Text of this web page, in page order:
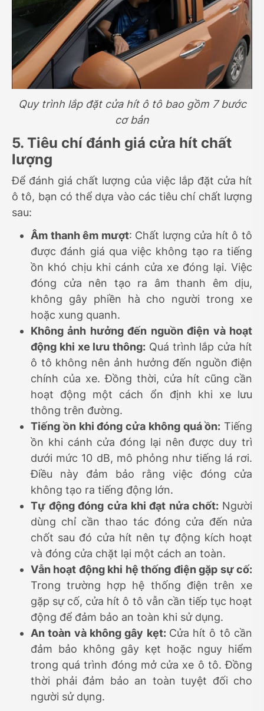
Quy trình lắp đặt cửa hít ô tô bao gồm 7 bước
cơ bản
5. Tiêu chí đánh giá cửa hít chất
lượng
Để đánh giá chất lượng của việc lắp đặt cửa hít
ô tô, bạn có thể dựa vào các tiêu chí chất lượng
sau:
Âm thanh êm mượt: Chất lượng cửa hít ô tô
được đánh giá qua việc không tạo ra tiếng
ồn khó chịu khi cánh cửa xe đóng lại. Việc
đóng cửa nên tạo ra âm thanh êm dịu,
không gây phiền hà cho người trong xe
hoặc xung quanh.
Không ảnh hưởng đến nguồn điện và hoạt
động khi xe lưu thông: Quá trình lắp cửa hít
ô tô không nên ảnh hưởng đến nguồn điện
chính của xe. Đồng thời, cửa hít cũng cần
hoạt động một cách ổn định khi xe lưu
thông trên đường.
Tiếng ồn khi đóng cửa không quá ồn: Tiếng
ồn khi cánh cửa đóng lại nên được duy trì
dưới mức 10 dB, mô phỏng như tiếng lá rơi.
Điều này đảm bảo rằng việc đóng cửa
không tạo ra tiếng động lớn.
Tự động đóng cửa khi đạt nửa chốt: Người
dùng chỉ cần thao tác đóng cửa đến nửa
chốt sau đó cửa hít nên tự động kích hoạt
và đóng cửa chặt lại một cách an toàn.
Vẫn hoạt động khi hệ thống điện gặp sự cố:
Trong trường hợp hệ thống điện trên xe
gặp sự cố, cửa hít ô tô vẫn cần tiếp tục hoạt
động để đảm bảo an toàn khi sử dụng.
An toàn và không gây kẹt: Cửa hít ô tô cần
đảm bảo không gây kẹt hoặc nguy hiểm
trong quá trình đóng mở cửa xe ô tô. Đồng
thời phải đảm bảo an toàn tuyệt đối cho
người sử dụng.